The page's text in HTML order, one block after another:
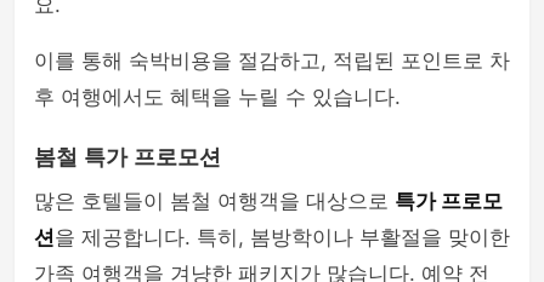
요.
이를 통해 숙박비용을 절감하고, 적립된 포인트로 차
후 여행에서도 혜택을 누릴 수 있습니다.
봄철 특가 프로모션
많은 호텔들이 봄철 여행객을 대상으로 특가 프로모
션을 제공합니다. 특히, 봄방학이나 부활절을 맞이한
가족 여행객을 겨냥한 패키지가 많습니다. 예약 전